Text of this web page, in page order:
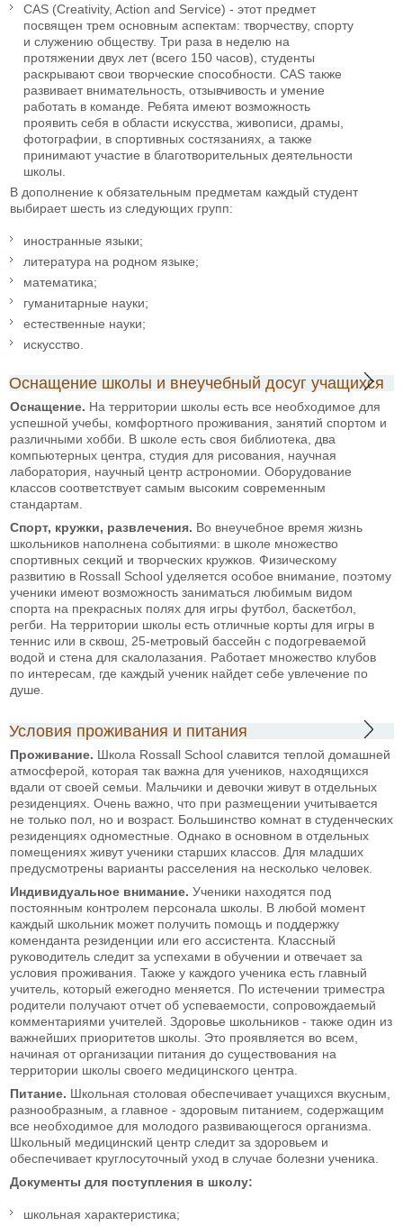
CAS (Creativity, Action and Service) - этот предмет
посвящен трем основным аспектам: творчеству, спорту
и служению обществу. Три раза в неделю на
протяжении двух лет (всего 150 часов), студенты
раскрывают свои творческие способности. CAS также
развивает внимательность, отзывчивость и умение
работать в команде. Ребята имеют возможность
проявить себя в области искусства, живописи, драмы,
фотографии, в спортивных состязаниях, а также
принимают участие в благотворительных деятельности
школы.
В дополнение к обязательным предметам каждый студент
выбирает шесть из следующих групп:
иностранные языки;
литература на родном языке;
математика;
гуманитарные науки;
естественные науки;
искусство.
Оснащение школы и внеучебный досуг учащихся
Оснащение. На территории школы есть все необходимое для
успешной учебы, комфортного проживания, занятий спортом и
различными хобби. В школе есть своя библиотека, два
компьютерных центра, студия для рисования, научная
лаборатория, научный центр астрономии. Оборудование
классов соответствует самым высоким современным
стандартам.
Спорт, кружки, развлечения. Во внеучебное время жизнь
школьников наполнена событиями: в школе множество
спортивных секций и творческих кружков. Физическому
развитию в Rossall School уделяется особое внимание, поэтому
ученики имеют возможность заниматься любимым видом
спорта на прекрасных полях для игры футбол, баскетбол,
регби. На территории школы есть отличные корты для игры в
теннис или в сквош, 25-метровый бассейн с подогреваемой
водой и стена для скалолазания. Работает множество клубов
по интересам, где каждый ученик найдет себе увлечение по
душе.
Условия проживания и питания
Проживание. Школа Rossall School славится теплой домашней
атмосферой, которая так важна для учеников, находящихся
вдали от своей семьи. Мальчики и девочки живут в отдельных
резиденциях. Очень важно, что при размещении учитывается
не только пол, но и возраст. Большинство комнат в студенческих
резиденциях одноместные. Однако в основном в отдельных
помещениях живут ученики старших классов. Для младших
предусмотрены варианты расселения на несколько человек.
Индивидуальное внимание. Ученики находятся под
постоянным контролем персонала школы. В любой момент
каждый школьник может получить помощь и поддержку
коменданта резиденции или его ассистента. Классный
руководитель следит за успехами в обучении и отвечает за
условия проживания. Также у каждого ученика есть главный
учитель, который ежегодно меняется. По истечении триместра
родители получают отчет об успеваемости, сопровождаемый
комментариями учителей. Здоровье школьников - также один из
важнейших приоритетов школы. Это проявляется во всем,
начиная от организации питания до существования на
территории школы своего медицинского центра.
Питание. Школьная столовая обеспечивает учащихся вкусным,
разнообразным, а главное - здоровым питанием, содержащим
все необходимое для молодого развивающегося организма.
Школьный медицинский центр следит за здоровьем и
обеспечивает круглосуточный уход в случае болезни ученика.
Документы для поступления в школу:
школьная характеристика;